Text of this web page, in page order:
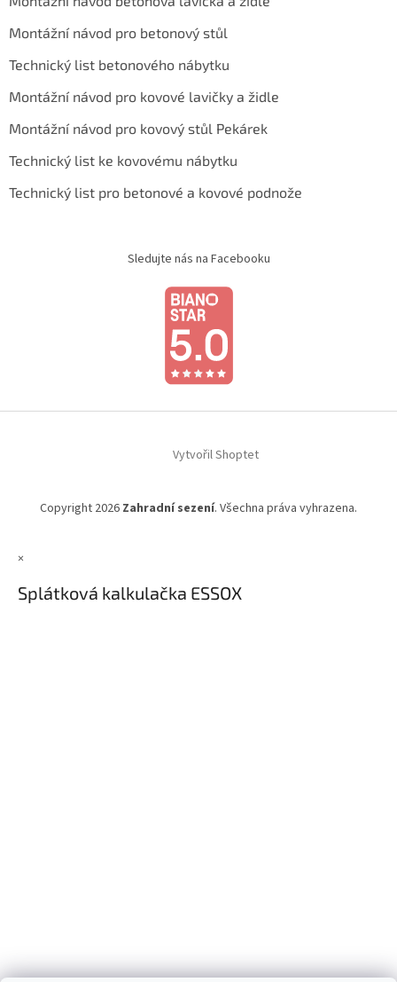
Montážní návod pro betonový stůl
Technický list betonového nábytku
Montážní návod pro kovové lavičky a židle
Montážní návod pro kovový stůl Pekárek
Technický list ke kovovému nábytku
Technický list pro betonové a kovové podnože
Sledujte nás na Facebooku
Vytvořil Shoptet
Copyright 2026 Zahradní sezení. Všechna práva vyhrazena.
×
Splátková kalkulačka ESSOX